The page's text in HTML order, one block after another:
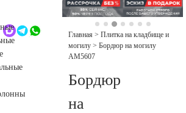
44-23
Главная > Плитка на кладбище и
могилу > Бордюр на могилу
AM5607
Бордюр
на